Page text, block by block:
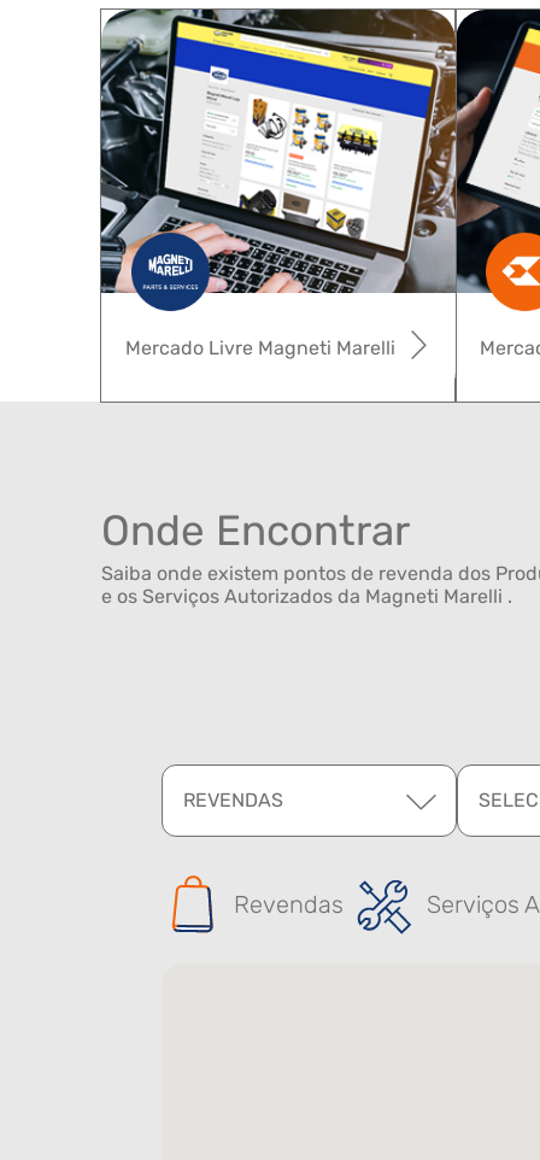
Mercado Livre Magneti Marelli
Onde Encontrar
Saiba onde existem pontos de revenda dos
e os Serviços Autorizados da Magneti Marelli .
REVENDAS
Revendas Serviços